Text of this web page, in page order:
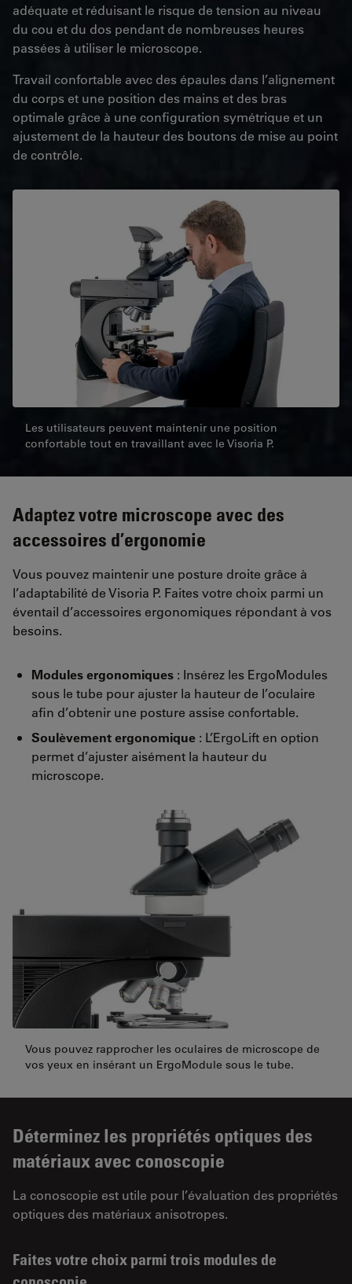
adéquate et réduisant le risque de tension au niveau
du cou et du dos pendant de nombreuses heures
passées à utiliser le microscope.
Travail confortable avec des épaules dans l’alignement
du corps et une position des mains et des bras
optimale grâce à une configuration symétrique et un
ajustement de la hauteur des boutons de mise au point
de contrôle.
Les utilisateurs peuvent maintenir une position
confortable tout en travaillant avec le Visoria P.
Adaptez votre microscope avec des
accessoires d’ergonomie
Vous pouvez maintenir une posture droite grâce à
l’adaptabilité de Visoria P. Faites votre choix parmi un
éventail d’accessoires ergonomiques répondant à vos
besoins.
Modules ergonomiques : Insérez les ErgoModules
sous le tube pour ajuster la hauteur de l’oculaire
afin d’obtenir une posture assise confortable.
Soulèvement ergonomique : L’ErgoLift en option
permet d’ajuster aisément la hauteur du
microscope.
Vous pouvez rapprocher les oculaires de microscope de
vos yeux en insérant un ErgoModule sous le tube.
Déterminez les propriétés optiques des
matériaux avec conoscopie
La conoscopie est utile pour l’évaluation des propriétés
optiques des matériaux anisotropes.
Faites votre choix parmi trois modules de